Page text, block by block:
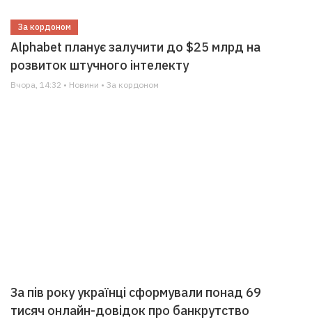
За кордоном
Alphabet планує залучити до $25 млрд на
розвиток штучного інтелекту
Вчора, 14:32 • Новини • За кордоном
За пів року українці сформували понад 69
тисяч онлайн-довідок про банкрутство